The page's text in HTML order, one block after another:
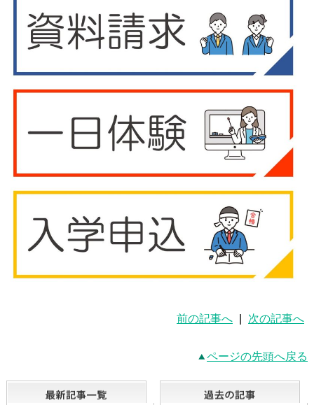
前の記事へ 次の記事へ
ページの先頭へ戻る
最新記事一覧